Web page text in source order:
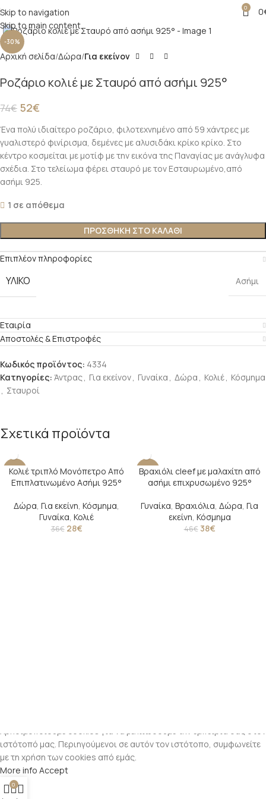
Skip to navigation
Skip to main content
0 0
-30%
Click to enlarge
Αρχική σελίδα Δώρα Για εκείνον
Ροζάριο κολιέ με Σταυρό από ασήμι 925°
74€ 52€
Ένα πολύ ιδιαίτερο ροζάριο, φιλοτεχνημένο από 59 χάντρες με
γυαλιστερό φινίρισμα, δεμένες με αλυσιδάκι κρίκο κρίκο. Στο
κέντρο κοσμείται με μοτίφ με την εικόνα της Παναγίας με ανάγλυφα
σχέδια. Στο τελείωμα φέρει σταυρό με τον Εσταυρωμένο,από
ασήμι 925.
1 σε απόθεμα
ΠΡΟΣΘΉΚΗ ΣΤΟ ΚΑΛΆΘΙ
Επιπλέον πληροφορίες
ΥΛΙΚΌ Ασήμι
Εταιρία
Αποστολές & Επιστροφές
Κωδικός προϊόντος: 4334
Κατηγορίες: Άντρας, Για εκείνον, Γυναίκα , Δώρα , Κολιέ, Κόσμημα
, Σταυροί
Σχετικά προϊόντα
-22%
Κολιέ τριπλό Μονόπετρο Από
Επιπλατινωμένο Ασήμι 925°
Δώρα, Για εκείνη, Κόσμημα,
Γυναίκα, Κολιέ
36€ 28€
-17%
Βραχιόλι cleef με μαλαχίτη από
ασήμι επιχρυσωμένο 925°
Γυναίκα, Βραχιόλια, Δώρα, Για
εκείνη, Κόσμημα
46€ 38€
Χρησιμοποιούμε cookies για να βελτιώσουμε την εμπειρία σας στον
ιστότοπό μας. Περιηγούμενοι σε αυτόν τον ιστότοπο, συμφωνείτε
με τη χρήση των cookies από εμάς.
More info Accept
0